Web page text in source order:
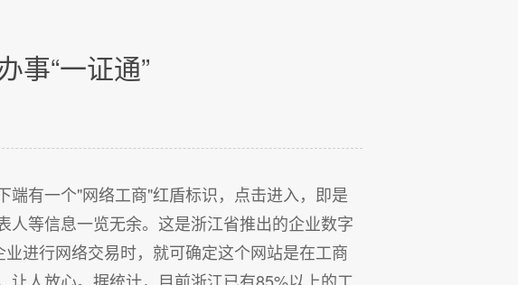
事“一证通”
有一个"网络工商"红盾标识，点击进入，即是
等信息一览无余。这是浙江省推出的企业数字
进行网络交易时，就可确定这个网站是在工商